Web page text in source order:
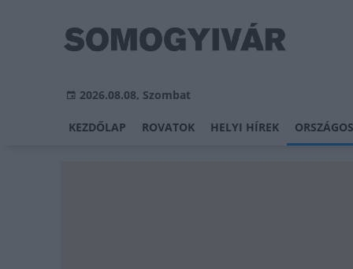
2026.08.08, Szombat
KEZDŐLAP ROVATOK HELYI HÍREK